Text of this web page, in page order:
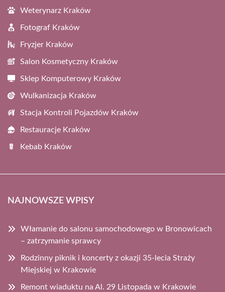
Weterynarz Kraków
Fotograf Kraków
Fryzjer Kraków
Salon Kosmetyczny Kraków
Sklep Komputerowy Kraków
Wulkanizacja Kraków
Stacja Kontroli Pojazdów Kraków
Restauracje Kraków
Kebab Kraków
NAJNOWSZE WPISY
Włamanie do salonu samochodowego w Bronowicach
– zatrzymanie sprawcy
Rodzinny piknik i koncerty z okazji 35-lecia Straży
Miejskiej w Krakowie
Remont wiaduktu na Al. 29 Listopada w Krakowie